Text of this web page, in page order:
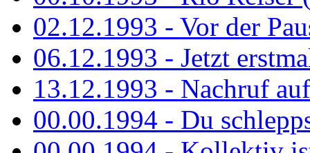
02.12.1993 - Vor der
06.12.1993 - Jetzt
13.12.1993 - Nachruf
00.00.1994 - Du